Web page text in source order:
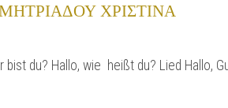
ΧΡΙΣΤΙΝΑ
bist du? Hallo, wie heißt du? Lied Hallo,